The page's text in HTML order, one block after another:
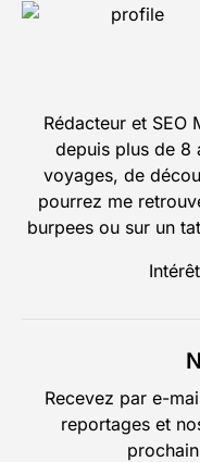
Rédacteur et SEO
depuis plus de 8
voyages, de
pourrez me
burpees ou sur un
Recevez par e-
reportages et